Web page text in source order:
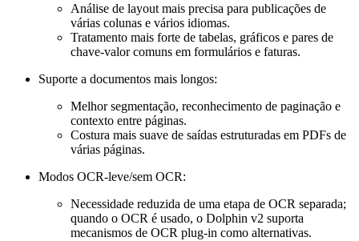
Análise de layout mais precisa para publicações de
várias colunas e vários idiomas.
Tratamento mais forte de tabelas, gráficos e pares de
chave-valor comuns em formulários e faturas.
Suporte a documentos mais longos:
Melhor segmentação, reconhecimento de paginação e
contexto entre páginas.
Costura mais suave de saídas estruturadas em PDFs de
várias páginas.
Modos OCR-leve/sem OCR:
Necessidade reduzida de uma etapa de OCR separada;
quando o OCR é usado, o Dolphin v2 suporta
mecanismos de OCR plug-in como alternativas.